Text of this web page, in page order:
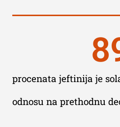
procenata jeftinija je
odnosu na prethodnu